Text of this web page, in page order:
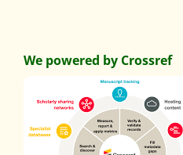
We powered by Crossref